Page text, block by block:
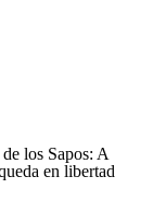
los Sapos: A
en libertad